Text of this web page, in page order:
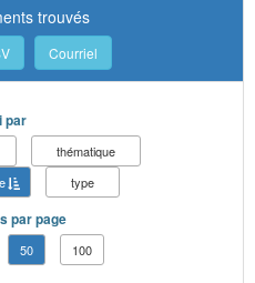
trouvés
Courriel
par
thématique
type
par page
50 100